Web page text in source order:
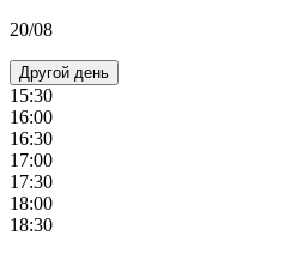
20/08
Другой день
15:30
16:00
16:30
17:00
17:30
18:00
18:30